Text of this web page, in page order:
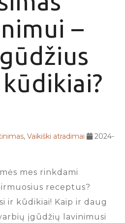
–
, Vaikiški atradimai
2024-
mes rinkdami
receptus?
ir kūdikiai! Kaip ir daug
įgūdžių lavinimusi